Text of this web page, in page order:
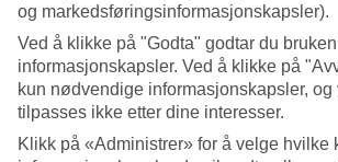
OBS: Markedet er rettet mot besøkende over 16
Mer informasjon
og markedsføringsinformasjonskapsler).
Ved å klikke på "Godta" godtar du
informasjonskapsler. Ved å klikke på
kun nødvendige informasjonskapsler, og
tilpasses ikke etter dine interesser.
Klikk på «Administrer» for å velge hvilke